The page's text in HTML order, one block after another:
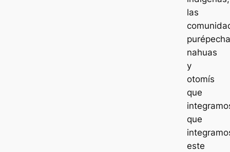
las
nahuas
y
otomís
que
que
este